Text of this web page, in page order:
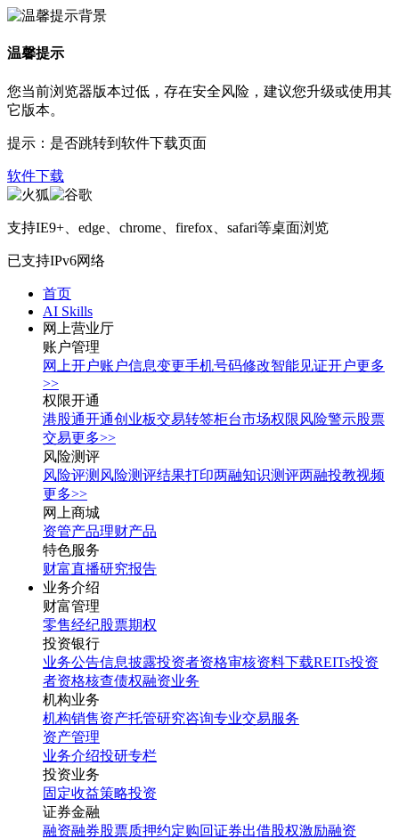
温馨提示
您当前浏览器版本过低，存在安全风险，建议您升级或使用其
它版本。
提示：是否跳转到软件下载页面
软件下载
支持IE9+、edge、chrome、firefox、safari等桌面浏览
已支持IPv6网络
首页
AI Skills
网上营业厅
账户管理
网上开户账户信息变更手机号码修改智能见证开户更多
>>
权限开通
港股通开通创业板交易转签柜台市场权限风险警示股票
交易更多>>
风险测评
风险评测 风险测评结果打印两融知识测评两融投教视频
更多>>
网上商城
资管产品理财产品
特色服务
财富直播研究报告
业务介绍
财富管理
零售经纪股票期权
投资银行
业务公告信息披露投资者资格审核资料下载REITs投资
者资格核查债权融资业务
机构业务
机构销售资产托管研究咨询专业交易服务
资产管理
业务介绍投研专栏
投资业务
固定收益策略投资
证券金融
融资融券股票质押约定购回证券出借股权激励融资